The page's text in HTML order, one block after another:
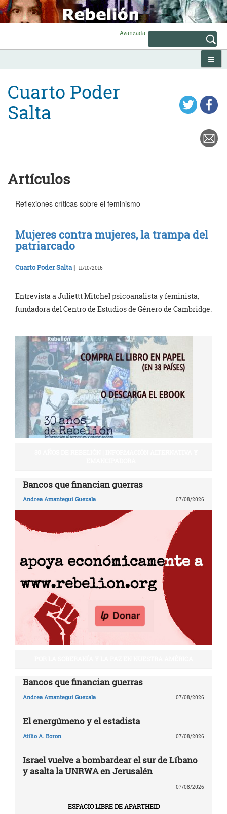
Skip
to
content
Avanzada
Cuarto Poder
Salta
Artículos
Reflexiones críticas sobre el feminismo
Mujeres contra mujeres, la trampa del
patriarcado
Cuarto Poder Salta | 11/10/2016
Entrevista a Juliettt Mitchel psicoanalista y feminista,
fundadora del Centro de Estudios de Género de Cambridge.
Bancos que financian guerras
Andrea Amantegui Guezala 07/08/2026
Bancos que financian guerras
Andrea Amantegui Guezala 07/08/2026
El energúmeno y el estadista
Atilio A. Boron 07/08/2026
Israel vuelve a bombardear el sur de Líbano
y asalta la UNRWA en Jerusalén
07/08/2026
ESPACIO LIBRE DE APARTHEID